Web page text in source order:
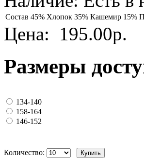
Состав 45% Хлопок 35% Кашемир 15%
Цена: 195.00р.
Размеры
134-140
158-164
146-152
Количество: